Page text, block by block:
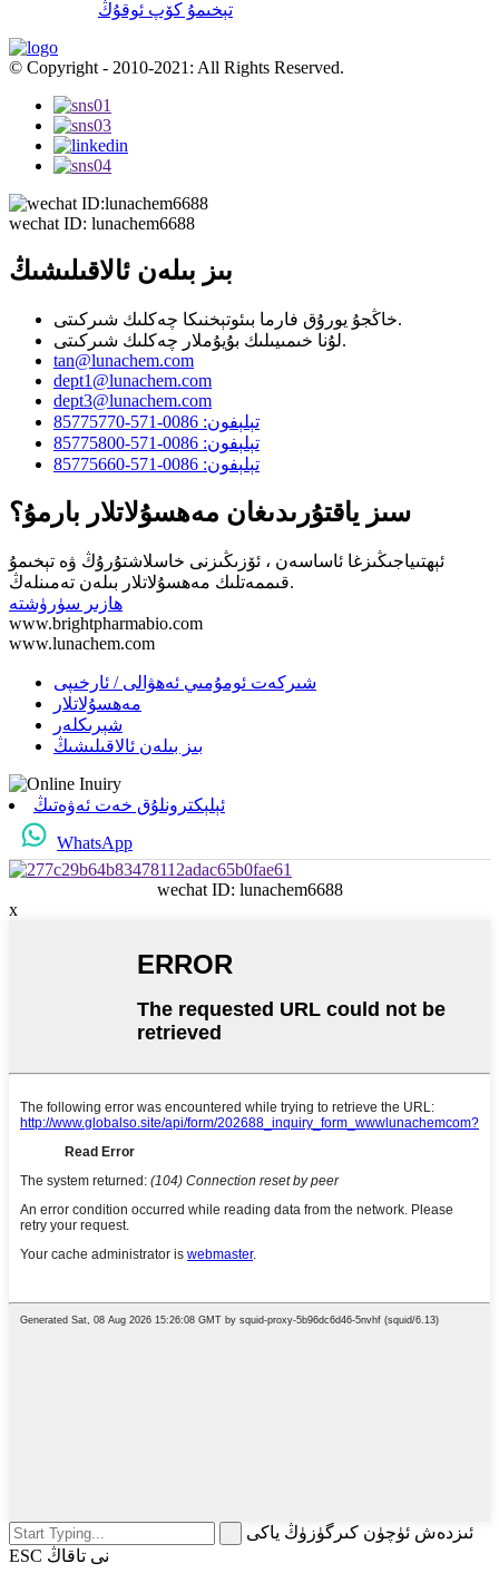
تېخىمۇ كۆپ ئوقۇڭ
© Copyright - 2010-2021: All Rights Reserved.
wechat ID: lunachem6688
بىز بىلەن ئالاقىلىشىڭ
خاڭجۇ يورۇق فارما بىئوتېخنىكا چەكلىك شىركىتى.
لۇنا خىمىيىلىك بۇيۇملار چەكلىك شىركىتى.
tan@lunachem.com
dept1@lunachem.com
dept3@lunachem.com
تېلېفون: 0086-571-85775770
تېلېفون: 0086-571-85775800
تېلېفون: 0086-571-85775660
سىز ياقتۇرىدىغان مەھسۇلاتلار بارمۇ؟
ئېھتىياجىڭىزغا ئاساسەن ، ئۆزىڭىزنى خاسلاشتۇرۇڭ ۋە تېخىمۇ
قىممەتلىك مەھسۇلاتلار بىلەن تەمىنلەڭ.
ھازىر سۈرۈشتە
www.brightpharmabio.com
www.lunachem.com
شىركەت ئومۇمىي ئەھۋالى / ئارخىپى
مەھسۇلاتلار
شېرىكلەر
بىز بىلەن ئالاقىلىشىڭ
ئېلېكترونلۇق خەت ئەۋەتىڭ
WhatsApp
wechat ID: lunachem6688
x
ئىزدەش ئۈچۈن كىرگۈزۈڭ ياكى
ESC نى تاقاڭ